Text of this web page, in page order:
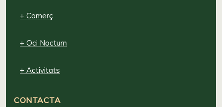
+ Comerç
+ Oci Nocturn
+ Activitats
CONTACTA